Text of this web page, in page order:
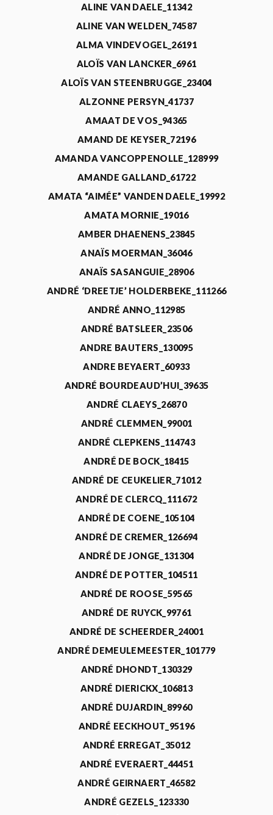
ALINE VAN DAELE_11342
ALINE VAN WELDEN_74587
ALMA VINDEVOGEL_26191
ALOÏS VAN LANCKER_6961
ALOÏS VAN STEENBRUGGE_23404
ALZONNE PERSYN_41737
AMAAT DE VOS_94365
AMAND DE KEYSER_72196
AMANDA VANCOPPENOLLE_128999
AMANDE GALLAND_61722
AMATA “AIMÉE” VANDEN DAELE_19992
AMATA MORNIE_19016
AMBER DHAENENS_23845
ANAÏS MOERMAN_36046
ANAÏS SASANGUIE_28906
ANDRÉ ‘DREETJE’ HOLDERBEKE_111266
ANDRÉ ANNO_112985
ANDRÉ BATSLEER_23506
ANDRE BAUTERS_130095
ANDRE BEYAERT_60933
ANDRÉ BOURDEAUD’HUI_39635
ANDRÉ CLAEYS_26870
ANDRÉ CLEMMEN_99001
ANDRÉ CLEPKENS_114743
ANDRÉ DE BOCK_18415
ANDRÉ DE CEUKELIER_71012
ANDRÉ DE CLERCQ_111672
ANDRÉ DE COENE_105104
ANDRÉ DE CREMER_126694
ANDRÉ DE JONGE_131304
ANDRÉ DE POTTER_104511
ANDRÉ DE ROOSE_59565
ANDRÉ DE RUYCK_99761
ANDRÉ DE SCHEERDER_24001
ANDRÉ DEMEULEMEESTER_101779
ANDRÉ DHONDT_130329
ANDRÉ DIERICKX_106813
ANDRÉ DUJARDIN_89960
ANDRÉ EECKHOUT_95196
ANDRÉ ERREGAT_35012
ANDRÉ EVERAERT_44451
ANDRÉ GEIRNAERT_46582
ANDRÉ GEZELS_123330